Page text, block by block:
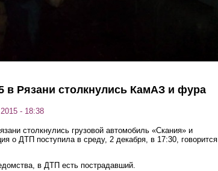
в Рязани столкнулись КамАЗ и фура
- 18:38
столкнулись грузовой автомобиль «Скания» и
о ДТП поступила в среду, 2 декабря, в 17:30, говорится
в ДТП есть пострадавший.